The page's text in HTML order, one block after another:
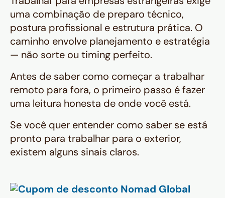
uma combinação de preparo técnico,
postura profissional e estrutura prática. O
caminho envolve planejamento e estratégia
— não sorte ou timing perfeito.
Antes de saber como começar a trabalhar
remoto para fora, o primeiro passo é fazer
uma leitura honesta de onde você está.
Se você quer entender como saber se está
pronto para trabalhar para o exterior,
existem alguns sinais claros.